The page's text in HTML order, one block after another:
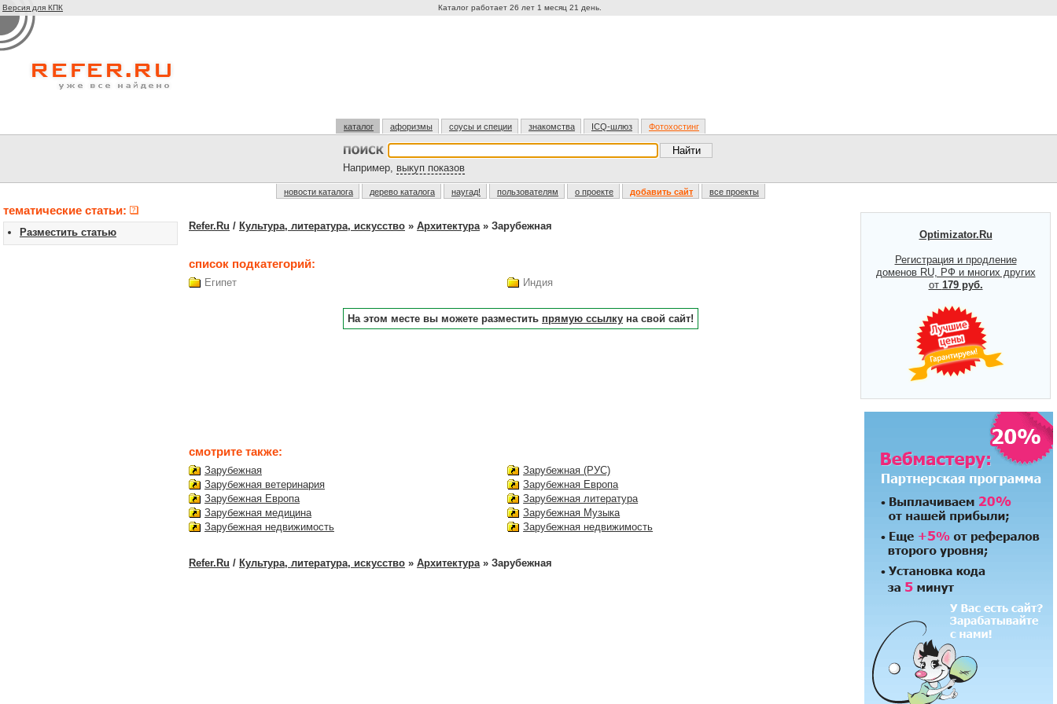
Версия для КПК Каталог работает 26 лет 1 месяц 21 день.
каталог афоризмы соусы и специи знакомства ICQ-шлюз Фотохостинг
Например, выкуп показов
новости каталога дерево каталога наугад! пользователям о проекте добавить сайт все проекты
тематические статьи:
Разместить статью
Refer.Ru / Культура, литература, искусство » Архитектура» Зарубежная
список подкатегорий:
Египет Индия
На этом месте вы можете разместить прямую ссылку на свой сайт!
смотрите также:
Зарубежная
Зарубежная ветеринария
Зарубежная Европа
Зарубежная медицина
Зарубежная недвижимость
Зарубежная (РУС)
Зарубежная Европа
Зарубежная литература
Зарубежная Музыка
Зарубежная недвижимость
Refer.Ru / Культура, литература, искусство » Архитектура » Зарубежная
Optimizator.Ru
Регистрация и продление
доменов RU, РФ и многих других
от 179 руб.